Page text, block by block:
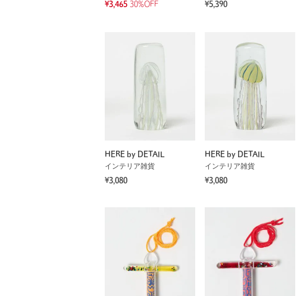
¥3,465 30%OFF
¥5,390
HERE by DETAIL
インテリア雑貨
¥3,080
HERE by DETAIL
インテリア雑貨
¥3,080